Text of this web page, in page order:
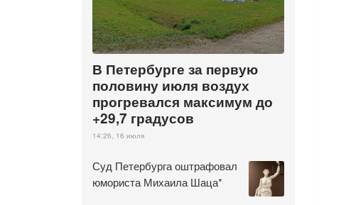
В Петербурге за первую
половину июля воздух
прогревался максимум до
+29,7 градусов
14:26, 16 июля
Суд Петербурга оштрафовал
юмориста Михаила Шаца*